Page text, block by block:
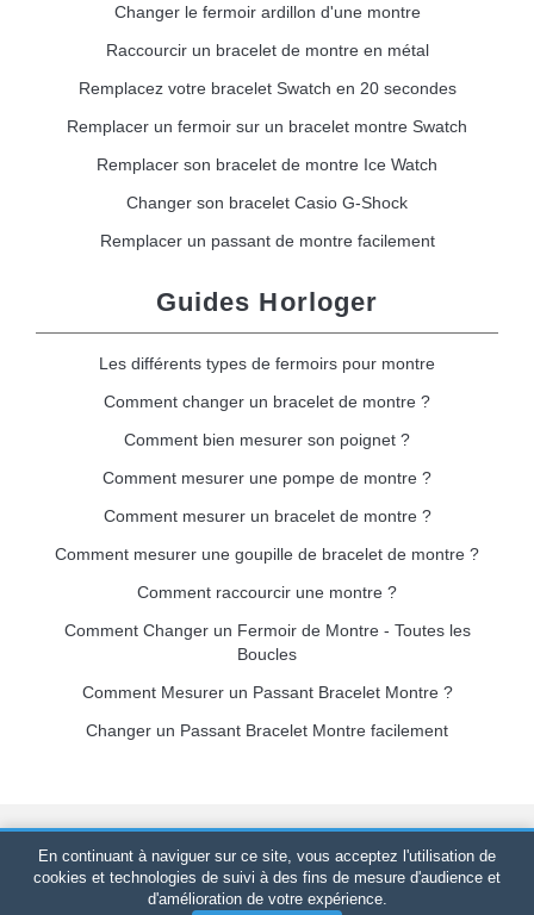
Changer le fermoir ardillon d'une montre
Raccourcir un bracelet de montre en métal
Remplacez votre bracelet Swatch en 20 secondes
Remplacer un fermoir sur un bracelet montre Swatch
Remplacer son bracelet de montre Ice Watch
Changer son bracelet Casio G-Shock
Remplacer un passant de montre facilement
Guides Horloger
Les différents types de fermoirs pour montre
Comment changer un bracelet de montre ?
Comment bien mesurer son poignet ?
Comment mesurer une pompe de montre ?
Comment mesurer un bracelet de montre ?
Comment mesurer une goupille de bracelet de montre ?
Comment raccourcir une montre ?
Comment Changer un Fermoir de Montre - Toutes les
Boucles
Comment Mesurer un Passant Bracelet Montre ?
Changer un Passant Bracelet Montre facilement
Bracelet-de-montre.com© 2026Tous droits réservés-SIRET
520 247 727 000 57 -Plateforme Juridique : BP 20075 - 31121
PORTET PDC - France Métropolitaine-Vente en ligne
En continuant à naviguer sur ce site, vous acceptez l'utilisation de
cookies et technologies de suivi à des fins de mesure d'audience et
d'amélioration de votre expérience.